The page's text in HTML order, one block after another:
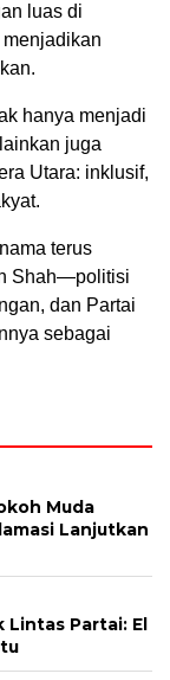
luas di
hanya menjadi
juga
Utara: inklusif,
terus
Shah—politisi
dan Partai
sebagai
Muda
Lanjutkan
Lintas Partai: El